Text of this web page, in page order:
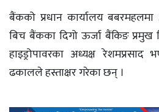
बैंकको प्रधान कार्यालय
बिच बैंकका दिगो ऊर्जा बैंकिङ
हाइड्रोपावरका अध्यक्ष
ढकालले हस्ताक्षर गरेका छन् ।